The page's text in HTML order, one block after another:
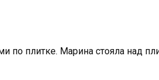
по плитке. Марина стояла над